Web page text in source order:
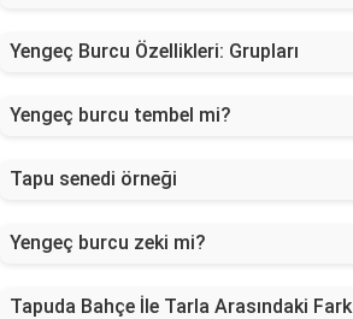
Yengeç Burcu Özellikleri: Grupları
Yengeç burcu tembel mi?
Tapu senedi örneği
Yengeç burcu zeki mi?
Tapuda Bahçe İle Tarla Arasındaki Fark